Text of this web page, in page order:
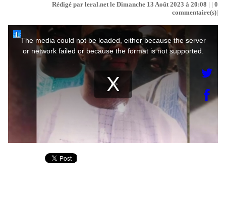
Rédigé par leral.net le Dimanche 13 Août 2023 à 20:08 | | 0
commentaire(s)|